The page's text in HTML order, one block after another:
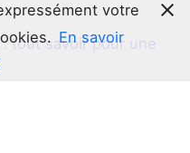
tout savoir pour une
votre
En savoir